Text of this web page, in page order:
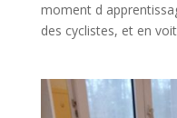
moment d
des cyclistes, et en